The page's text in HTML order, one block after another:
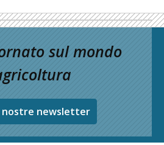
sul mondo
nostre newsletter